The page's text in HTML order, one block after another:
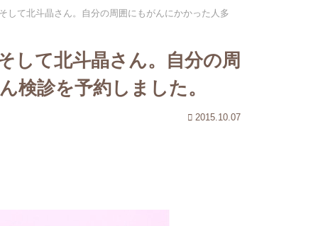
して北斗晶さん。自分の周囲にもがんにかかった人多
して北斗晶さん。自分の周
検診を予約しました。
2015.10.07